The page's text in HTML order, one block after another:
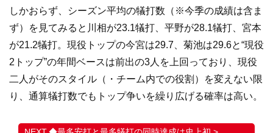
しかおらず、シーズン平均の犠打数（※今季の成績は含ま
ず）を見てみると川相が23.1犠打、平野が28.1犠打、宮本
が21.2犠打。現役トップの今宮は29.7、菊池は29.6と“現役
2トップ”の年間ベースは前出の3人を上回っており、現役
二人がそのスタイル（・チーム内での役割）を変えない限
り、通算犠打数でもトップ争いを繰り広げる確率は高い。